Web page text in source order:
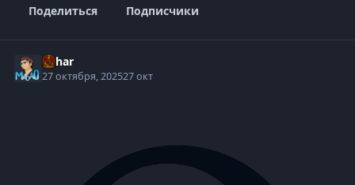
Поделиться Подписчики
Suhar
27 октября, 202527 окт